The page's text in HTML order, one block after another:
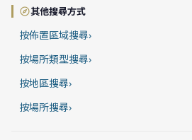
其他搜尋方式
按佈置區域搜尋›
按場所類型搜尋›
按地區搜尋›
按場所搜尋›